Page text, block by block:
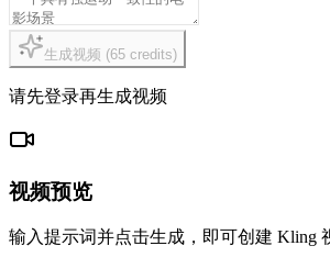
生成视频 (65 credits)
请先登录再生成视频
视频预览
输入提示词并点击生成，即可创建 Kling